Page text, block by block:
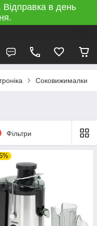
в день
Соковижималки
Фільтри